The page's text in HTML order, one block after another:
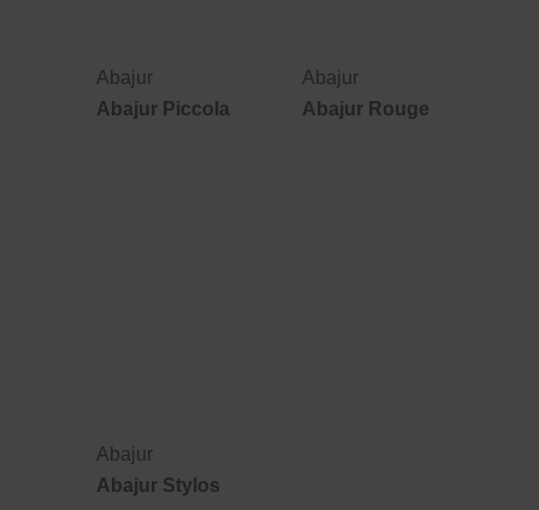
Abajur
Abajur Piccola
Abajur
Abajur Rouge
Abajur
Abajur Stylos